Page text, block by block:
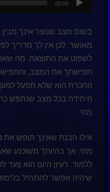
אודיו
00:00
בשום מצב שנוצר אינך
מאושר. לכן אין לך מדריך
לשפוט את התוצאה. מה
תפישתך את המצב,
ההכרח הוא שלא תפעל
היחידה בכל מצב שנתפש
מהי.
אילו הבנת שאינך תופש
מהי. אך בהיותך משוכנע
ללמוד. רעיון היום הוא
שיהיה אפשר להתחיל